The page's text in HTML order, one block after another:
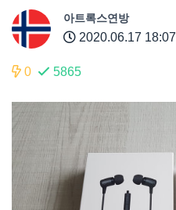
아트록스연방
2020.06.17 18:07
0 5865